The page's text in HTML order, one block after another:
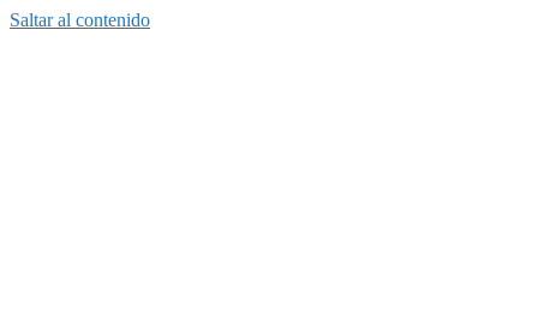
Saltar al contenido